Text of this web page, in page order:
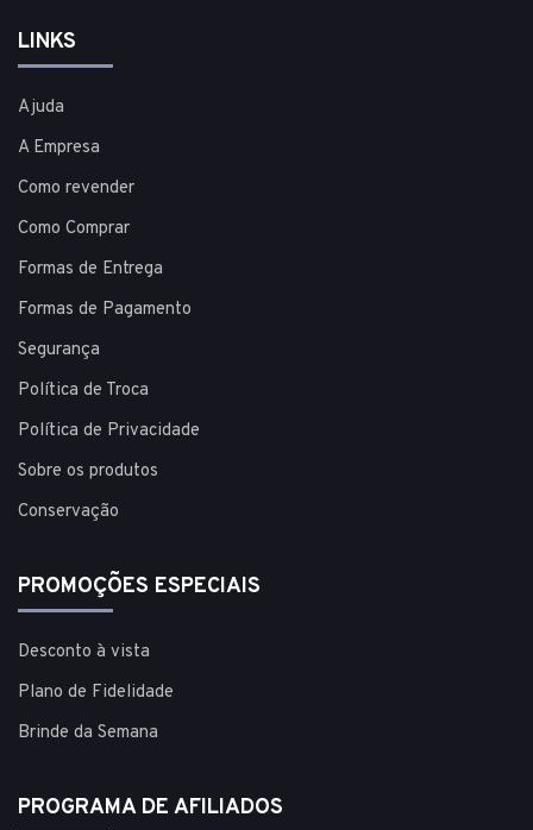
LINKS
Ajuda
A Empresa
Como revender
Como Comprar
Formas de Entrega
Formas de Pagamento
Segurança
Política de Troca
Política de Privacidade
Sobre os produtos
Conservação
PROMOÇÕES ESPECIAIS
Desconto à vista
Plano de Fidelidade
Brinde da Semana
PROGRAMA DE AFILIADOS